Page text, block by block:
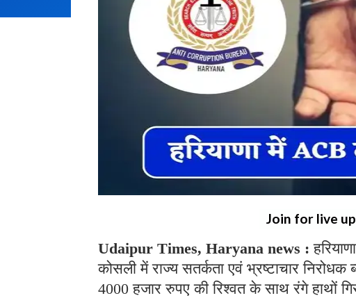
Join for live
Udaipur Times, Haryana news :
कोसली में राज्य सतर्कता एवं भ्रष्टाचार
4000 हजार रुपए की रिश्वत के साथ रंगे हाथों